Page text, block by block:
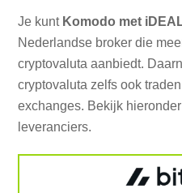
Je kunt Komodo met
Nederlandse broker die
cryptovaluta aanbiedt.
cryptovaluta zelfs ook
exchanges. Bekijk
leveranciers.